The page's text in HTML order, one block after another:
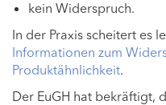
kein Widerspruch.
In der Praxis scheitert es
Informationen zum
Produktähnlichkeit.
Der EuGH hat bekräftigt,